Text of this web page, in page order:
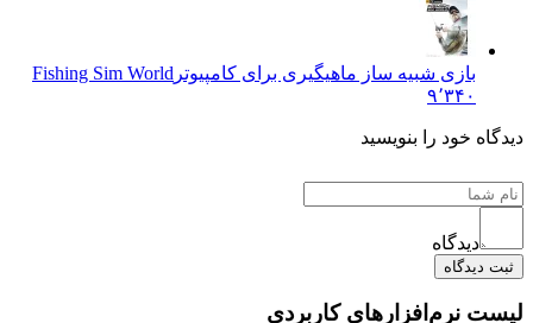
بازی شبیه ساز ماهیگیری برای کامپیوتر Fishing Sim World
۹٬۳۴۰
دیدگاه خود را بنویسید
دیدگاه
ثبت دیدگاه
لیست نرم‌افزارهای کاربردی